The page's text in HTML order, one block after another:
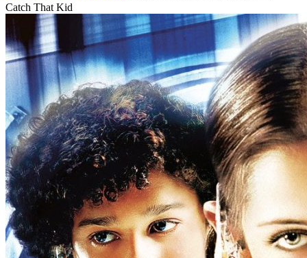
Catch That Kid